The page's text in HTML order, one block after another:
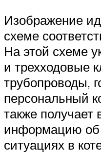
Изображение
схеме
На этой схеме
и трехходовые
трубопроводы,
персональный
также получает
информацию
ситуациях в